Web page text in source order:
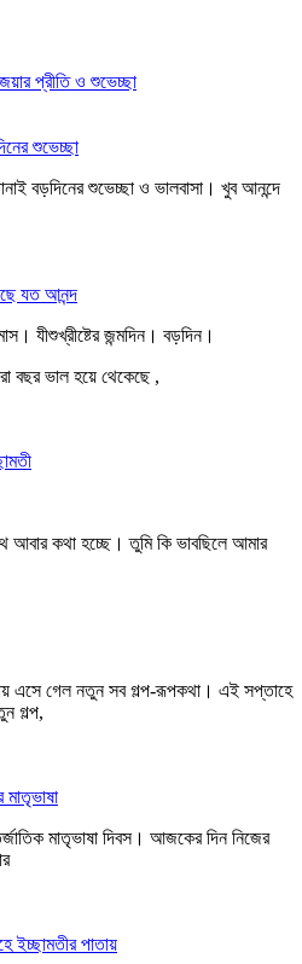
শুভেচ্ছা
বড়দিনের শুভেচ্ছা ও ভালবাসা। খুব আনন্দে
যত আনন্দ
যীশুখ্রীষ্টের জন্মদিন। বড়দিন।
বছর ভাল হয়ে থেকেছে ,
আবার কথা হচ্ছে। তুমি কি ভাবছিলে আমার
এসে গেল নতুন সব গল্প-রূপকথা। এই সপ্তাহে
গল্প,
মাতৃভাষা
মাতৃভাষা দিবস। আজকের দিন নিজের
ইচ্ছামতীর পাতায়